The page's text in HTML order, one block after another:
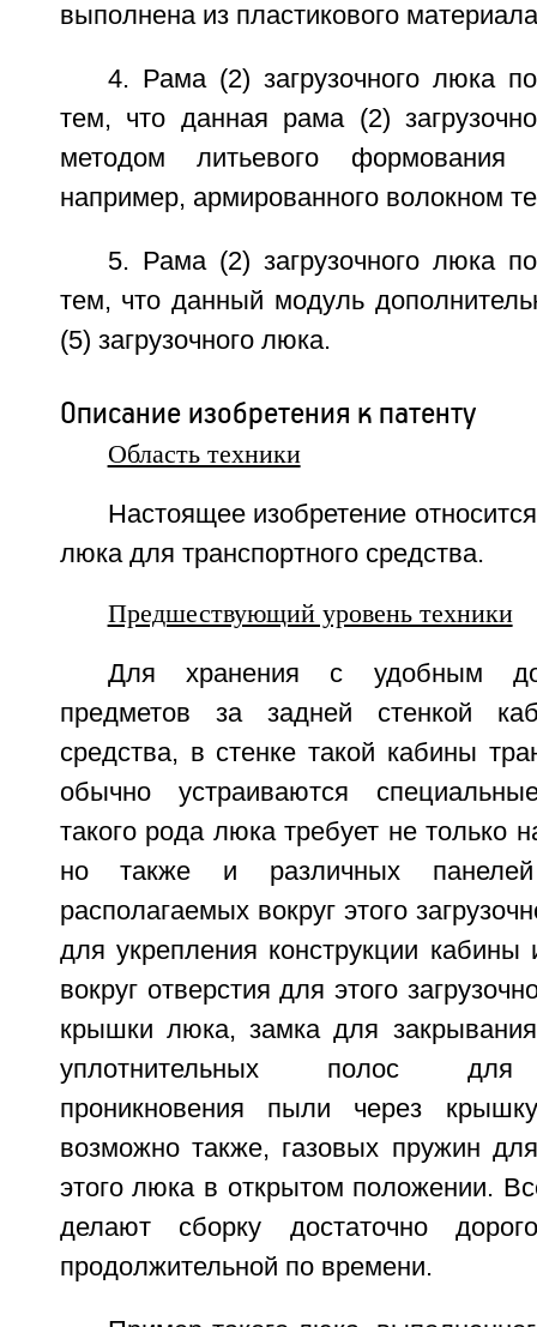
выполнена из пластикового
4. Рама (2) загрузочного люка
тем, что данная рама (2)
методом литьевого формования
например, армированного волокном
5. Рама (2) загрузочного люка
тем, что данный модуль
(5) загрузочного люка.
Описание изобретения к патенту
Область техники
Настоящее изобретение
люка для транспортного средства.
Предшествующий уровень техники
Для хранения с удобным
предметов за задней стенкой
средства, в стенке такой кабины
обычно устраиваются
такого рода люка требует не только
но также и различных
располагаемых вокруг этого
для укрепления конструкции
вокруг отверстия для этого
крышки люка, замка для закрывания
уплотнительных полос для
проникновения пыли через
возможно также, газовых пружин
этого люка в открытом положении.
делают сборку достаточно
продолжительной по времени.